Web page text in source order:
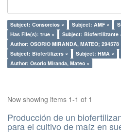
Subject: Consorcios × Subject: AMF ×
Has File(s): true ×
Subject: Biofertilizante
Author: OSORIO MIRANDA, MATEO; 294578
Subject: Biofertilizers ×
Subject: HMA ×
Author: Osorio Miranda, Mateo ×
Now showing items 1-1 of 1
Producción de un
para el cultivo de maíz en